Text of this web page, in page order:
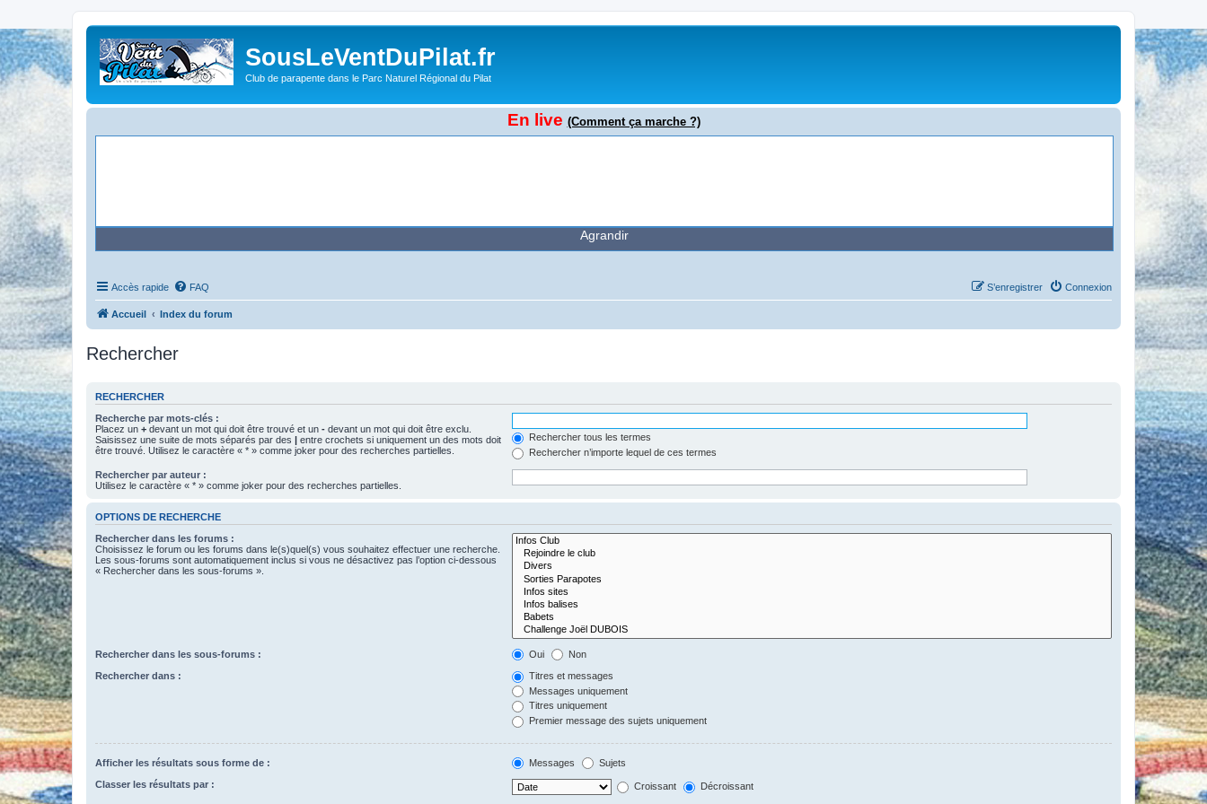
SousLeVentDuPilat.fr
Club de parapente dans le Parc Naturel Régional du Pilat
En live (Comment ça marche ?)
Agrandir
Accès rapide FAQ Connexion
S’enregistrer
Accueil Index du forum
Rechercher
RECHERCHER
Recherche par mots-clés :
Placez un + devant un mot qui doit être trouvé et un - devant un mot qui doit être exclu.
Saisissez une suite de mots séparés par des
entre crochets si uniquement un des mots doit
être trouvé. Utilisez le caractère « * » comme joker pour des recherches partielles.
Rechercher tous les termes
Rechercher n’importe lequel de ces termes
Rechercher par auteur :
Utilisez le caractère « * » comme joker pour des recherches partielles.
OPTIONS DE RECHERCHE
Rechercher dans les forums :
Choisissez le forum ou les forums dans le(s)quel(s) vous souhaitez effectuer une recherche.
Les sous-forums sont automatiquement inclus si vous ne désactivez pas l’option ci-dessous
« Rechercher dans les sous-forums ».
Rechercher dans les sous-forums : Oui Non
Rechercher dans :
Titres et messages
Messages uniquement
Titres uniquement
Premier message des sujets uniquement
Afficher les résultats sous forme de : Messages Sujets
Classer les résultats par : Croissant Décroissant